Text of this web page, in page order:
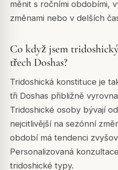
měnit s ročními obdobími,
změnami nebo v delších
Co když jsem
třech Doshas?
Tridoshická konstituce je
tři Doshas přibližně
Tridoshické osoby bývají
nejcitlivější na sezónní
období má tendenci
Personalizovaná
tridoshické typy.